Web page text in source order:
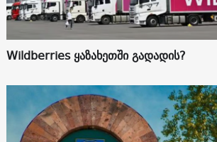
Wildberries ყაზახეთში გადადის?